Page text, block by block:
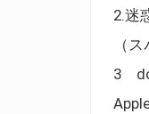
2.迷
（
3